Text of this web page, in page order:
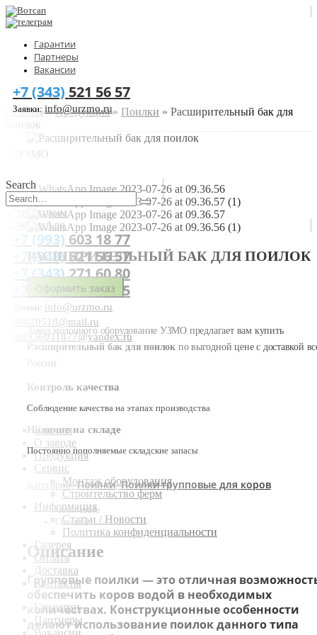
Гарантии
Партнеры
Вакансии
+7 (343) 521 56 57
Заявки:info@urzmo.ru
Search
+7 (993) 603 18 77
+7 (343)521 56 57
+7 (343)271 60 80
+7 (900)205 18 55
Заявки:
info@urzmo.ru
90020518@mail.ru
m9936031877@yandex.ru
Главная
О заводе
Продукция
Сервис
Монтаж оборудования
Строительство ферм
Информация
Статьи / Новости
Политика конфиденциальности
Галерея
Оплата
Доставка
Контакты
Гарантии
Партнеры
Главная»Продукция» Поилки » Расширительный бак для
поилок
РАСШИРИТЕЛЬНЫЙ БАК ДЛЯ ПОИЛОК
Оформить заказ
Завод молочного оборудование УЗМО предлагает вам купить
Расширительный бак для поилокпо выгодной цене с доставкой
России.
Контроль качества
Соблюдение качества на этапах производства
Наличие на складе
Постоянно пополняемые складские запасы
Категории:Поилки,Поилки групповые для коров
Описание
Оплата
Описание
Групповые поилки — это отличная
обеспечить коров водой в необходимых
количествах. Конструкционные особенности
делают использование поилок данного типа